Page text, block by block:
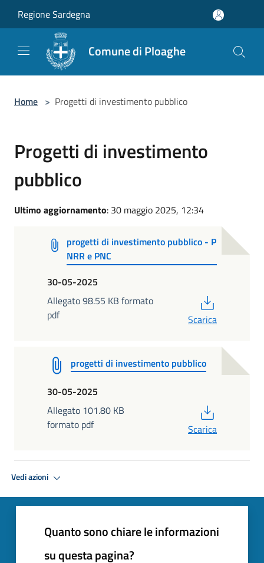
Regione Sardegna
Comune di Ploaghe
Home > Progetti di investimento pubblico
Progetti di investimento
pubblico
Ultimo aggiornamento: 30 maggio 2025, 12:34
progetti di investimento pubblico - P
NRR e PNC
30-05-2025
Allegato 98.55 KB formato
pdf
Scarica
progetti di investimento pubblico
30-05-2025
Allegato 101.80 KB
formato pdf
Scarica
Vedi azioni
Quanto sono chiare le informazioni
su questa pagina?